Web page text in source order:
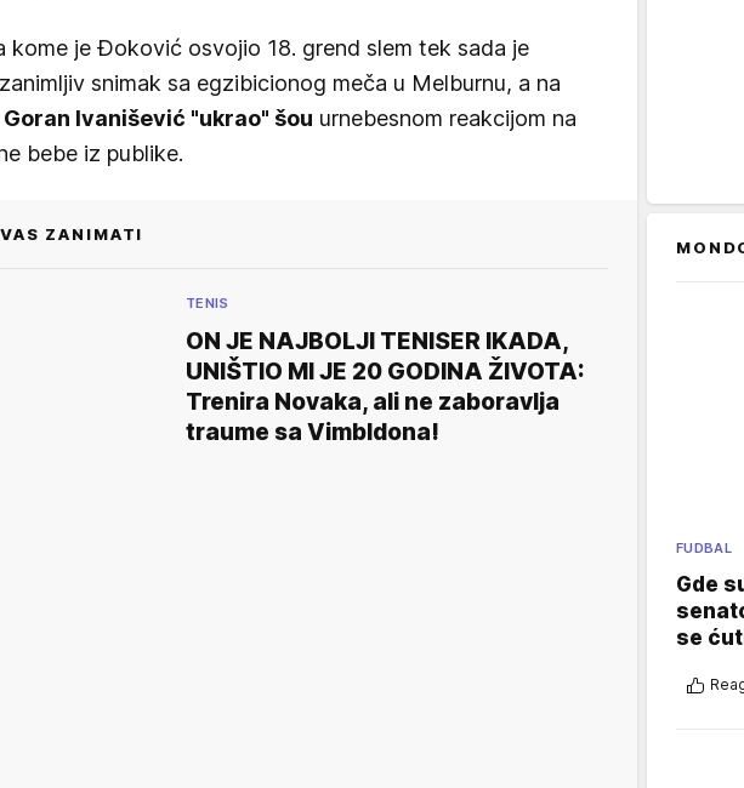
kome je Đoković osvojio 18. grend slem tek sada je
snimak sa egzibicionog meča u Melburnu, a na
Goran Ivanišević "ukrao" šou urnebesnom reakcijom na
bebe iz publike.
ZANIMATI
TENIS
ON JE NAJBOLJI TENISER IKADA,
UNIŠTIO MI JE 20 GODINA ŽIVOTA:
Trenira Novaka, ali ne zaboravlja
traume sa Vimbldona!
FUDBAL
Gde
se